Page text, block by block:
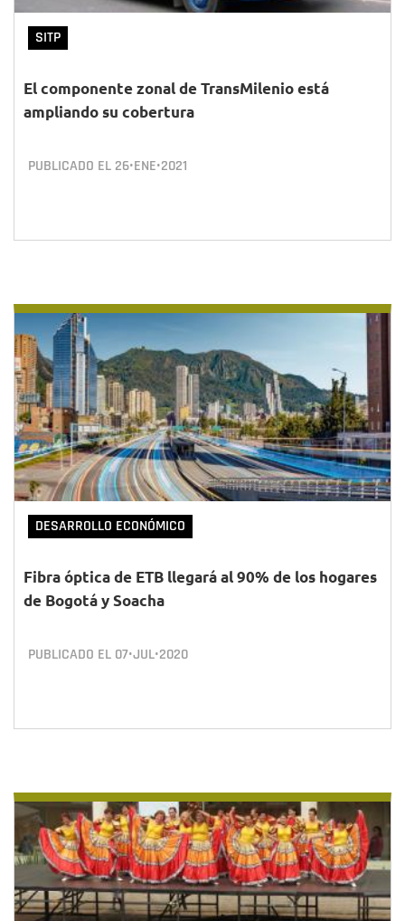
SITP
El componente zonal de TransMilenio está
ampliando su cobertura
PUBLICADO EL 26•ENE•2021
DESARROLLO ECONÓMICO
Fibra óptica de ETB llegará al 90% de los hogares
de Bogotá y Soacha
PUBLICADO EL 07•JUL•2020